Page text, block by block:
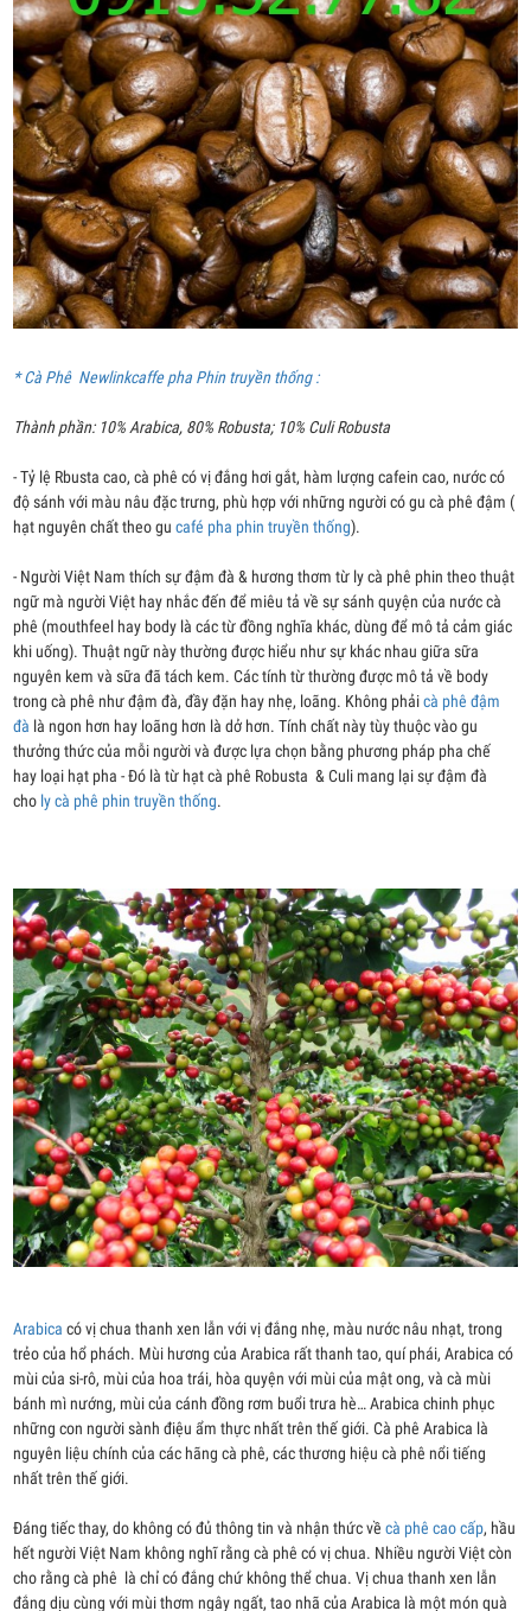
* Cà Phê Newlinkcaffe pha Phin truyền thống :
Thành phần: 10% Arabica, 80% Robusta; 10% Culi Robusta
- Tỷ lệ Rbusta cao, cà phê có vị đắng hơi gắt, hàm lượng cafein cao, nước có
độ sánh với màu nâu đặc trưng, phù hợp với những người có gu cà phê đậm (
hạt nguyên chất theo gucafé pha phin truyền thống).
- Người Việt Nam thích sự đậm đà & hương thơm từ ly cà phê phin theo thuật
ngữ mà người Việt hay nhắc đến để miêu tả về sự sánh quyện của nước cà
phê (mouthfeel hay body là các từ đồng nghĩa khác, dùng để mô tả cảm giác
khi uống). Thuật ngữ này thường được hiểu như sự khác nhau giữa sữa
nguyên kem và sữa đã tách kem. Các tính từ thường được mô tả về body
trong cà phê như đậm đà, đầy đặn hay nhẹ, loãng. Không phảicà phê đậm
đà là ngon hơn hay loãng hơn là dở hơn. Tính chất này tùy thuộc vào gu
thưởng thức của mỗi người và được lựa chọn bằng phương pháp pha chế
hay loại hạt pha - Đó là từ hạt cà phê Robusta & Culi mang lại sự đậm đà
cho ly cà phê phin truyền thống.
Arabica có vị chua thanh xen lẫn với vị đắng nhẹ, màu nước nâu nhạt, trong
trẻo của hổ phách. Mùi hương của Arabica rất thanh tao, quí phái, Arabica có
mùi của si-rô, mùi của hoa trái, hòa quyện với mùi của mật ong, và cà mùi
bánh mì nướng, mùi của cánh đồng rơm buổi trưa hè… Arabica chinh phục
những con người sành điệu ẩm thực nhất trên thế giới. Cà phê Arabica là
nguyên liệu chính của các hãng cà phê, các thương hiệu cà phê nổi tiếng
nhất trên thế giới.
Đáng tiếc thay, do không có đủ thông tin và nhận thức về cà phê cao cấp, hầu
hết người Việt Nam không nghĩ rằng cà phê có vị chua. Nhiều người Việt còn
cho rằng cà phê là chỉ có đắng chứ không thể chua. Vị chua thanh xen lẫn
đắng dịu cùng với mùi thơm ngây ngất, tao nhã của Arabica là một món quà